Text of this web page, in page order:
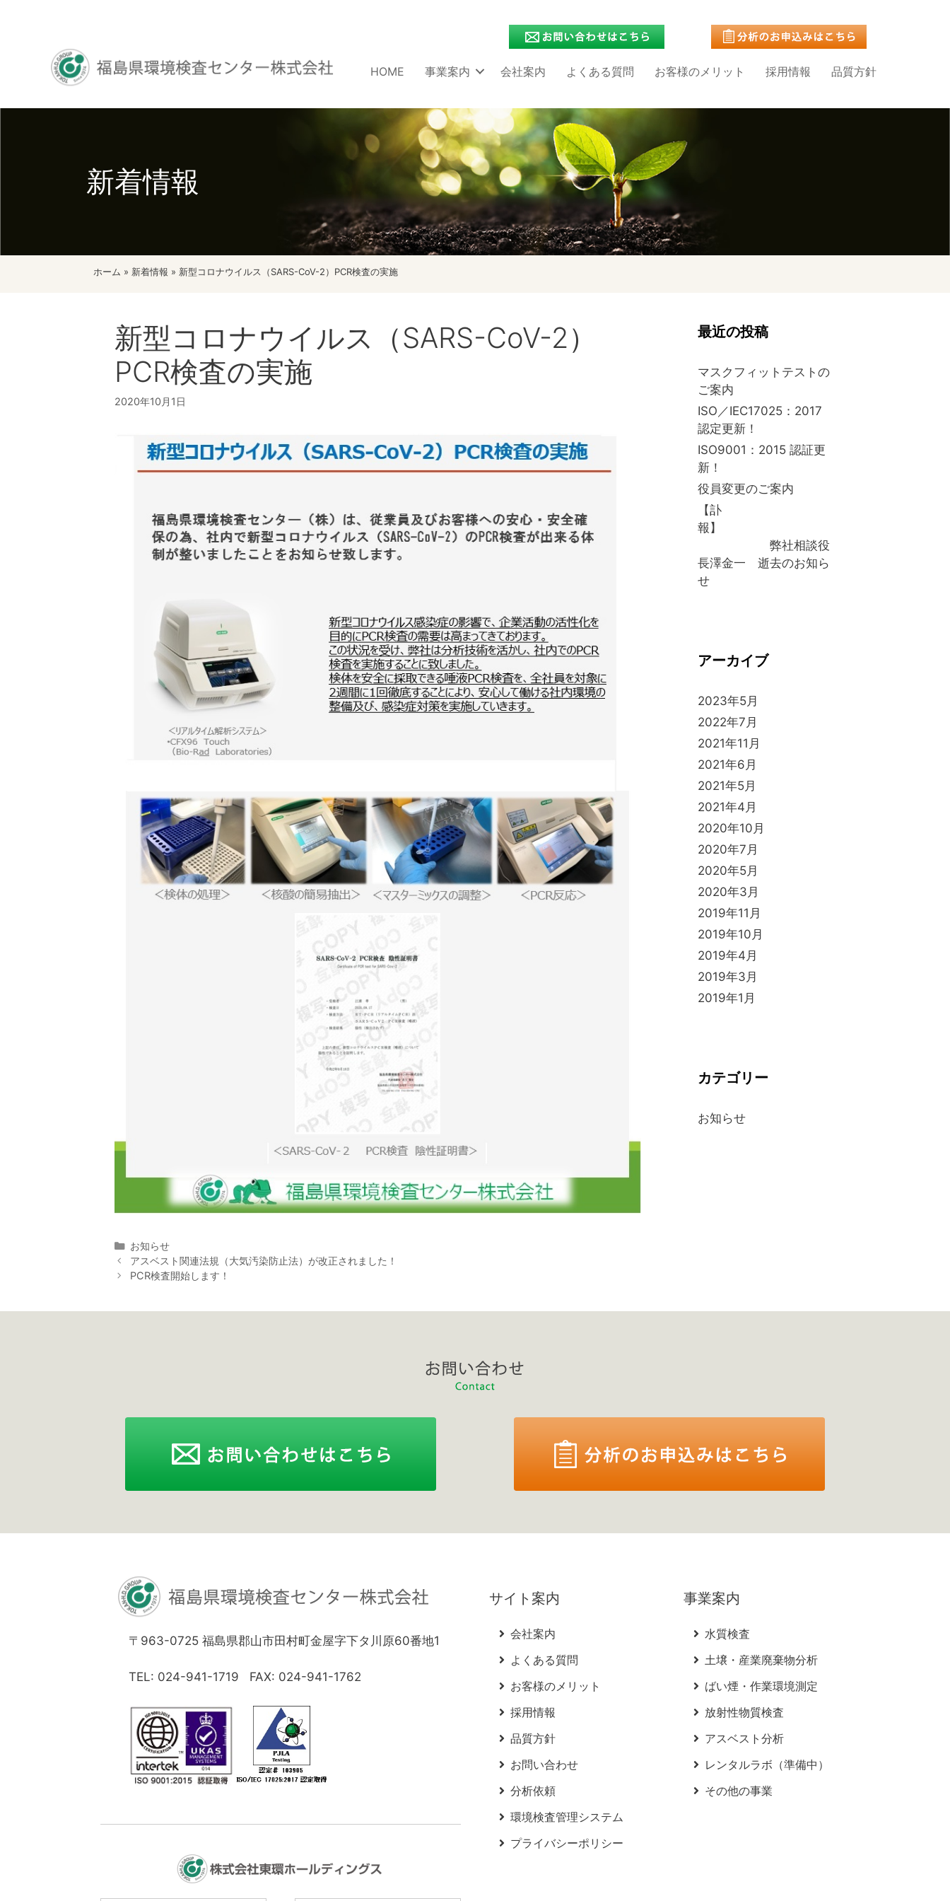
ッ
HOME 事業案内 会社案内 よくある質問 お客様のメリット 採用情報 品質方針
新着情報
ホーム » 新着情報 » 新型コロナウイルス（SARS-CoV-2）PCR検査の実施
新型コロナウイルス（SARS-CoV-2）
PCR検査の実施
2020年10月1日
カ
テ
ゴ
お知らせ
投
稿
アスベスト関連法規（大気汚染防止法）が改正されました！
PCR検査開始します！
最近の投稿
マスクフィットテストの
ご案内
ISO／IEC17025：2017
認定更新！
ISO9001：2015 認証更
新！
役員変更のご案内
【訃
報】
弊社相談役
長澤金一 逝去のお知ら
せ
アーカイブ
2023年5月
2022年7月
2021年11月
2021年6月
2021年5月
2021年4月
2020年10月
2020年7月
2020年5月
2020年3月
2019年11月
2019年10月
2019年4月
2019年3月
2019年1月
カテゴリー
お知らせ
〒963-0725 福島県郡山市田村町金屋字下タ川原60番地1
TEL: 024-941-1719 FAX: 024-941-1762
サイト案内
会社案内
よくある質問
お客様のメリット
採用情報
品質方針
お問い合わせ
分析依頼
環境検査管理システム
プライバシーポリシー
事業案内
水質検査
土壌・産業廃棄物分析
ばい煙・作業環境測定
放射性物質検査
アスベスト分析
レンタルラボ（準備中）
その他の事業